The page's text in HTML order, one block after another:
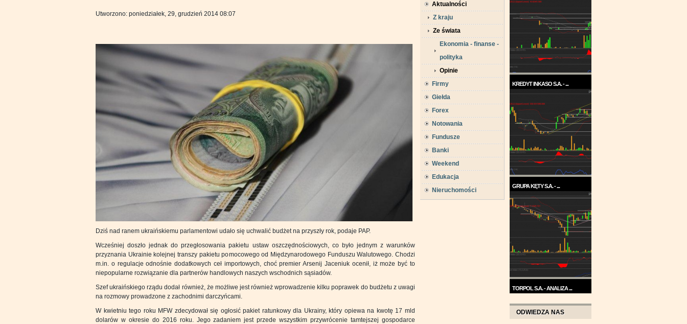
Utworzono: poniedziałek, 29, grudzień 2014 08:07
Dziś nad ranem ukraińskiemu parlamentowi udało się uchwalić budżet na przyszły rok, podaje PAP.
Wcześniej doszło jednak do przegłosowania pakietu ustaw oszczędnościowych, co było jednym z warunków
przyznania Ukrainie kolejnej transzy pakietu pomocowego od Międzynarodowego Funduszu Walutowego. Chodzi
m.in. o regulacje odnośnie dodatkowych ceł importowych, choć premier Arsenij Jaceniuk ocenił, iż może być to
niepopularne rozwiązanie dla partnerów handlowych naszych wschodnich sąsiadów.
Szef ukraińskiego rządu dodał również, że możliwe jest również wprowadzenie kilku poprawek do budżetu z uwagi
na rozmowy prowadzone z zachodnimi darczyńcami.
W kwietniu tego roku MFW zdecydował się ogłosić pakiet ratunkowy dla Ukrainy, który opiewa na kwotę 17 mld
dolarów w okresie do 2016 roku. Jego zadaniem jest przede wszystkim przywrócenie tamtejszej gospodarce
Aktualności
Z kraju
Ze świata
Ekonomia - finanse -
polityka
Opinie
Firmy
Giełda
Forex
Notowania
Fundusze
Banki
Weekend
Edukacja
Nieruchomości
KREDYT INKASO S.A. - ...
każdym razie w ...
GRUPA KĘTY S.A. - ...
Trend na wykresie Grupy Kęty
jest wzrostowy. ...
TORPOL S.A. - ANALIZA ...
września wykres Torpolu ...
ODWIEDZA NAS